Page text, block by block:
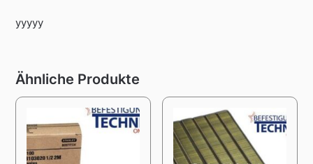
yyyyy
Ähnliche Produkte